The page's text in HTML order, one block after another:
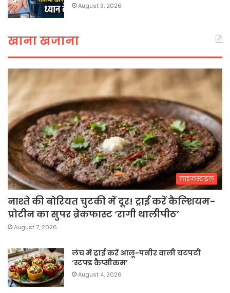
August 3, 2026
खाना खजाना
लाइफस्टाइल
नाश्ते की बोरियत चुटकी में दूर! ट्राई करें कैल्शियम-
प्रोटीन का सुपर ब्रेकफास्ट ‘रागी थालीपीठ’
August 7, 2026
लंच में ट्राई करें आलू-पनीर वाली चटपटी
‘स्टफ्ड कैप्सीकम’
August 4, 2026